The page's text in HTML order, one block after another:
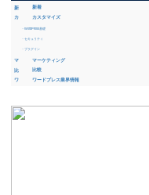
新着
カスタマイズ
・WordPress基礎
・セキュリティ
・プラグイン
マーケティング
比較
ワードプレス業界情報